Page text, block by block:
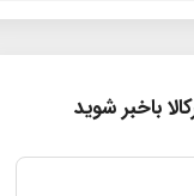
باخبر شوید